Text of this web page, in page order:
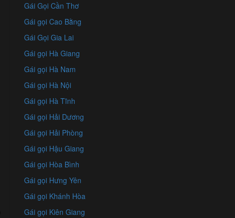
Gái Gọi Cần Thơ
Gái gọi Cao Bằng
Gái Gọi Gia Lai
Gái gọi Hà Giang
Gái gọi Hà Nam
Gái gọi Hà Nội
Gái gọi Hà Tĩnh
Gái gọi Hải Dương
Gái gọi Hải Phòng
Gái gọi Hậu Giang
Gái gọi Hòa Bình
Gái gọi Hưng Yên
Gái gọi Khánh Hòa
Gái gọi Kiên Giang